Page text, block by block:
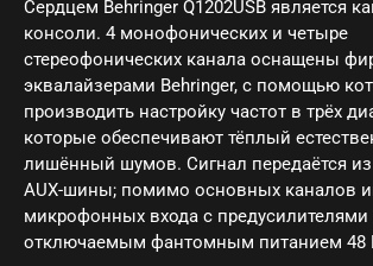
Сердцем Behringer Q1202USB является
консоли. 4 монофонических и четыре
стереофонических канала оснащены
эквалайзерами Behringer, с помощью
производить настройку частот в трёх
которые обеспечивают тёплый
лишённый шумов. Сигнал передаётся
AUX-шины; помимо основных каналов
микрофонных входа с предусилителями
отключаемым фантомным питанием 48